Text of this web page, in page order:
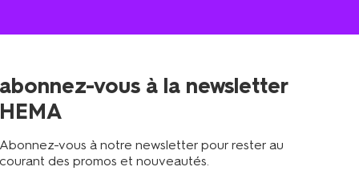
?
abonnez-vous à la newsletter
HEMA
Abonnez-vous à notre newsletter pour rester au
courant des promos et nouveautés.